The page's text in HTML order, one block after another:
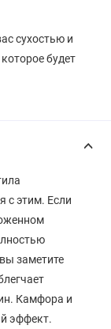
сухостью и
будет
с этим. Если
заметите
Камфора и
эффект.